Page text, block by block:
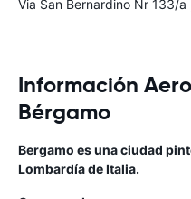
Via San Bernardino Nr 133/a
Información
Bérgamo
Bergamo es una ciudad
Lombardía de Italia.